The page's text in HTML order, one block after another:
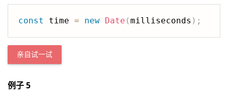
const time = new Date (milliseconds ) ;
亲自试一试
例子 5